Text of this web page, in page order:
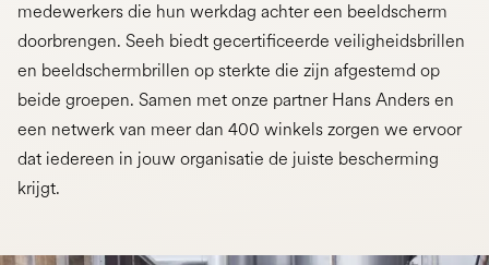
medewerkers die hun werkdag achter een beeldscherm
doorbrengen. Seeh biedt gecertificeerde veiligheidsbrillen
en beeldschermbrillen op sterkte die zijn afgestemd op
beide groepen. Samen met onze partner Hans Anders en
een netwerk van meer dan 400 winkels zorgen we ervoor
dat iedereen in jouw organisatie de juiste bescherming
krijgt.